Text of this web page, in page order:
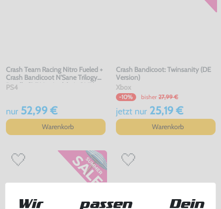
Crash Team Racing Nitro Fueled +
Crash Bandicoot N'Sane Trilogy
Bundle (DE Version) (mit OVP)
PS4
nur52,99 €
Warenkorb
Crash Bandicoot: Twinsanity (DE
Version)
Xbox
-10% bisher 27,99 €
jetzt nur25,19 €
Warenkorb
Wir passen Dein